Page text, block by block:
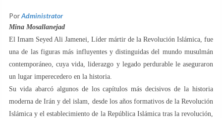
PorAdministrator
Mina Mosallanejad
El Imam Seyed Ali Jamenei, Líder mártir de la Revolución Islámica, fue
una de las figuras más influyentes y distinguidas del mundo musulmán
contemporáneo, cuya vida, liderazgo y legado perdurable le aseguraron
un lugar imperecedero en la historia.
Su vida abarcó algunos de los capítulos más decisivos de la historia
moderna de Irán y del islam, desde los años formativos de la Revolución
Islámica y el establecimiento de la República Islámica tras la revolución,